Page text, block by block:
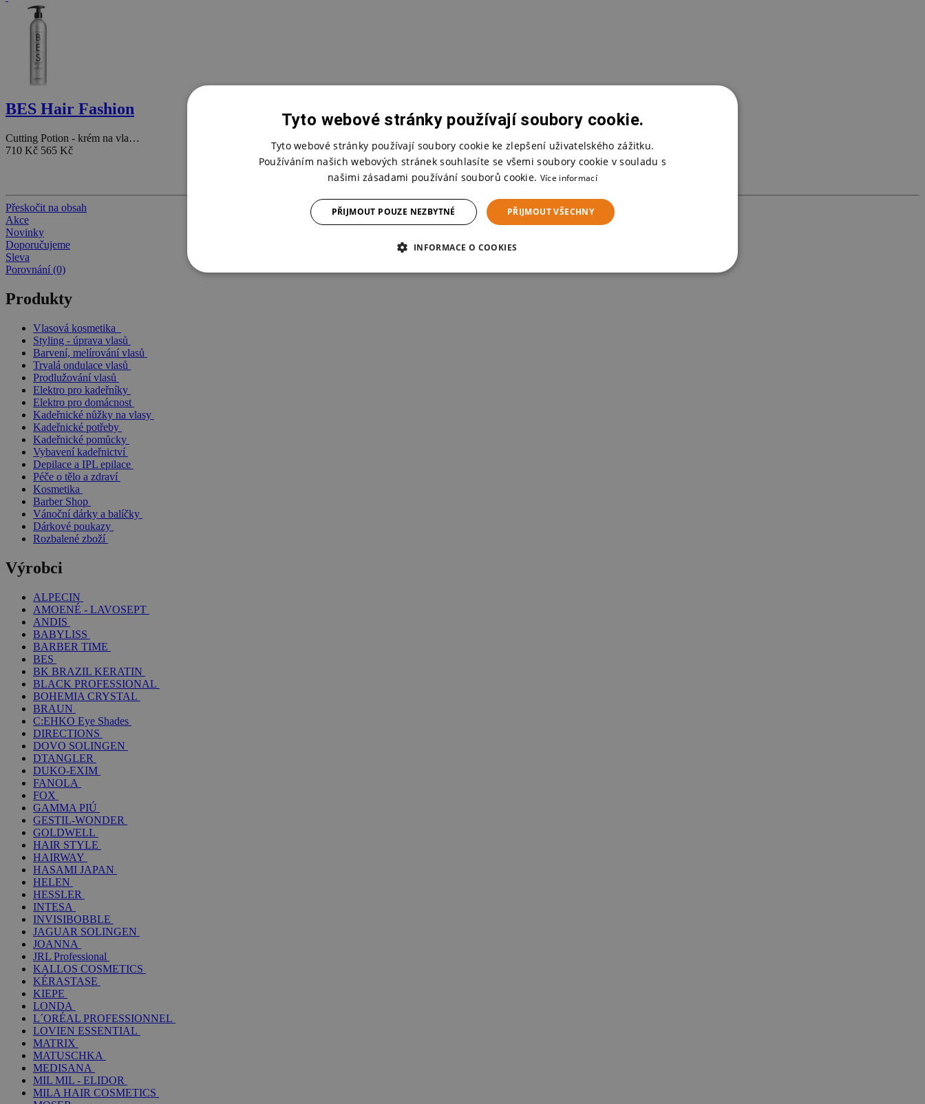
BES Hair Fashion
Cutting Potion - krém na vla…
710 Kč 565 Kč
Přeskočit na obsah
Akce
Novinky
Doporučujeme
Sleva
Porovnání (0)
Produkty
Vlasová kosmetika
Styling - úprava vlasů
Barvení, melírování vlasů
Trvalá ondulace vlasů
Prodlužování vlasů
Elektro pro kadeřníky
Elektro pro domácnost
Kadeřnické nůžky na vlasy
Kadeřnické potřeby
Kadeřnické pomůcky
Vybavení kadeřnictví
Depilace a IPL epilace
Péče o tělo a zdraví
Kosmetika
Barber Shop
Vánoční dárky a balíčky
Dárkové poukazy
Rozbalené zboží
Výrobci
ALPECIN
AMOENÉ - LAVOSEPT
ANDIS
BABYLISS
BARBER TIME
BES
BK BRAZIL KERATIN
BLACK PROFESSIONAL
BOHEMIA CRYSTAL
BRAUN
C:EHKO Eye Shades
DIRECTIONS
DOVO SOLINGEN
DTANGLER
DUKO-EXIM
FANOLA
FOX
GAMMA PIÚ
GESTIL-WONDER
GOLDWELL
HAIR STYLE
HAIRWAY
HASAMI JAPAN
HELEN
HESSLER
INTESA
INVISIBOBBLE
JAGUAR SOLINGEN
JOANNA
JRL Professional
KALLOS COSMETICS
KÉRASTASE
KIEPE
LONDA
L´ORÉAL PROFESSIONNEL
LOVIEN ESSENTIAL
MATRIX
MATUSCHKA
MEDISANA
MIL MIL - ELIDOR
MILA HAIR COSMETICS
Tyto webové stránky používají soubory cookie.
Tyto webové stránky používají soubory cookie ke zlepšení uživatelského zážitku.
Používáním našich webových stránek souhlasíte se všemi soubory cookie v souladu s
našimi zásadami používání souborů cookie. Více informací
PŘIJMOUT VŠECHNY
PŘIJMOUT POUZE NEZBYTNÉ
INFORMACE O COOKIES